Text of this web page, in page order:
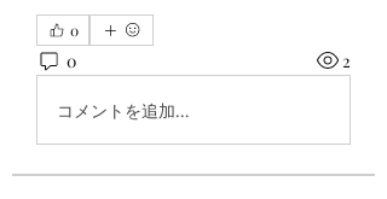
0
0 2
コメントを追加…